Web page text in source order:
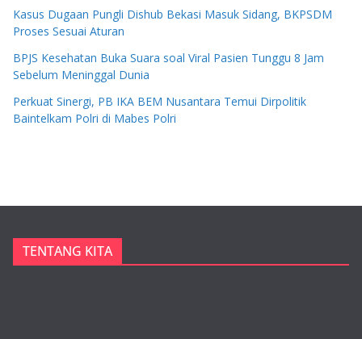
Kasus Dugaan Pungli Dishub Bekasi Masuk Sidang, BKPSDM
Proses Sesuai Aturan
BPJS Kesehatan Buka Suara soal Viral Pasien Tunggu 8 Jam
Sebelum Meninggal Dunia
Perkuat Sinergi, PB IKA BEM Nusantara Temui Dirpolitik
Baintelkam Polri di Mabes Polri
TENTANG KITA